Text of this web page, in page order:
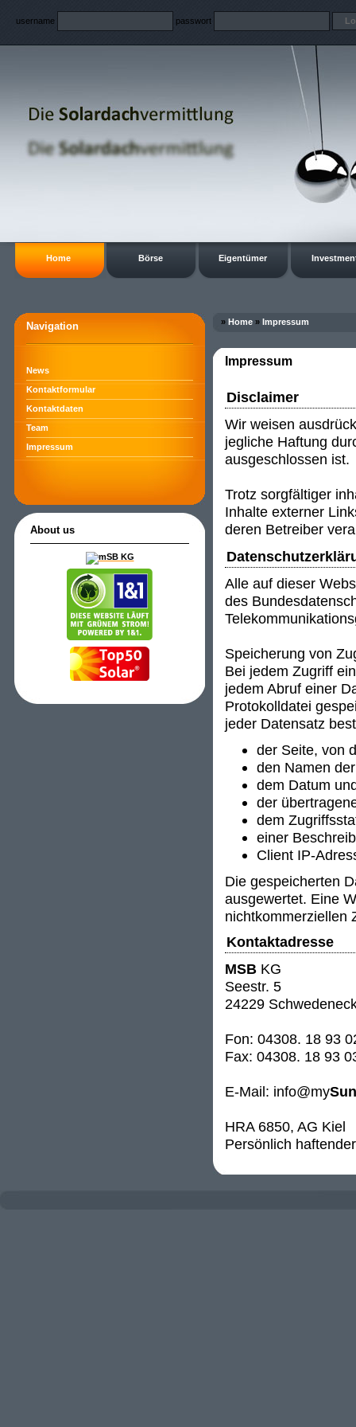
username passwort
Home Börse Eigentümer
Navigation
News
Kontaktformular
Kontaktdaten
Team
Impressum
About us
» Home » Impressum
Impressum
Disclaimer
Wir weisen
jegliche Haftung
ausgeschlossen ist.
Trotz sorgfältiger
Inhalte externer
deren Betreiber
Alle auf dieser
des
Speicherung von
Bei jedem Zugriff
jedem Abruf einer
Protokolldatei
jeder Datensatz
der Seite, von
den Namen
dem Datum
der
dem
einer
Client IP-
Die gespeicherten
ausgewertet. Eine
nichtkommerziellen
Kontaktadresse
MSB KG
Seestr. 5
24229
Fon: 04308. 18 93
Fax: 04308. 18 93
E-Mail: info@my
HRA 6850, AG Kiel
Persönlich